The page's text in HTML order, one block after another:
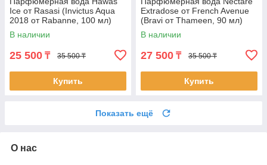
Ice от Rasasi (Invictus Aqua
2018 от Rabanne, 100 мл)
В наличии
25 500 ₸ 35 500 ₸
Купить
Extradose от French Avenue
(Bravi от Thameen, 90 мл)
В наличии
27 500 ₸ 35 500 ₸
Купить
Показать ещё
О нас